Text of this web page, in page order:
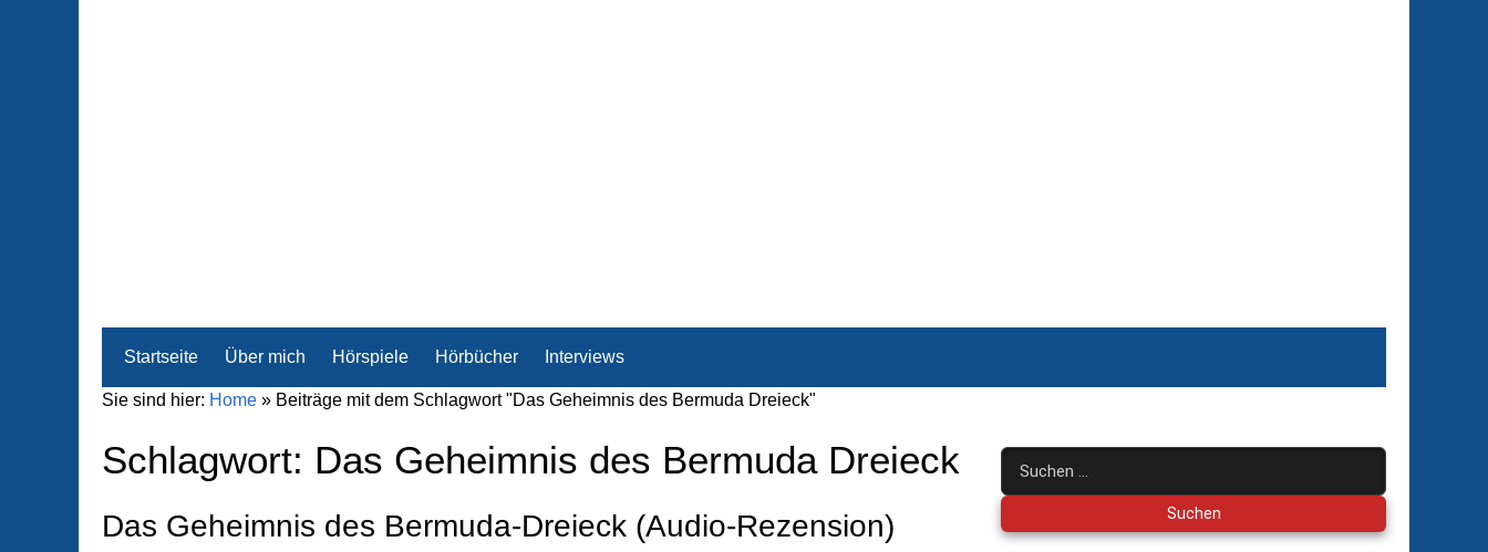
Startseite Über mich Hörspiele Hörbücher Interviews
Sie sind hier: Home » Beiträge mit dem Schlagwort "Das Geheimnis des Bermuda Dreieck"
Schlagwort: Das Geheimnis des Bermuda Dreieck
Das Geheimnis des Bermuda-Dreieck (Audio-Rezension)
Suchen
nach: